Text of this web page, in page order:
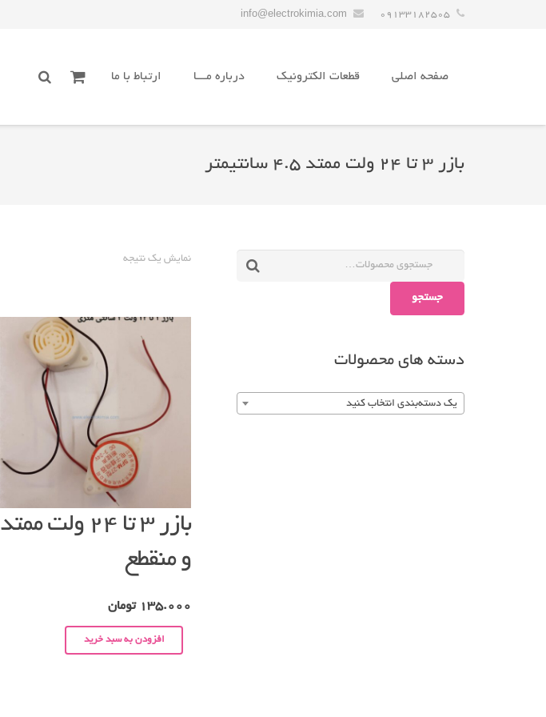
09133182505
info@electrokimia.com
صفحه اصلی قطعات الکترونیک درباره مـــا ارتباط با ما
بازر 3 تا 24 ولت ممتد 4.5 سانتیمتر
نمایش یک نتیجه
بازر ۳ تا ۲۴ ولت ممتد
و منقطع
135.000 تومان
افزودن به سبد خرید
جستجو
دسته های محصولات
یک دسته‌بندی انتخاب کنید